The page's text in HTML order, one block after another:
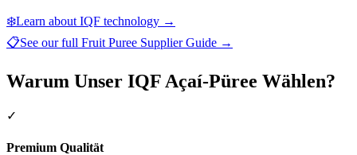
❄️Learn about IQF technology →
📋See our full Fruit Puree Supplier Guide →
Warum Unser IQF Açaí-Püree Wählen?
✓
Premium Qualität